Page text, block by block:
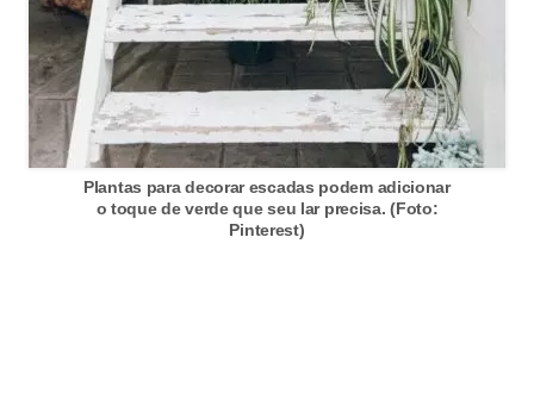
Plantas para decorar escadas podem adicionar
o toque de verde que seu lar precisa. (Foto:
Pinterest)